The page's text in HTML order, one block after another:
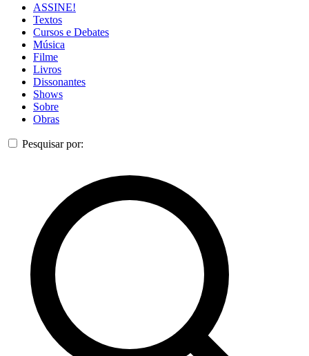
ASSINE!
Textos
Cursos e Debates
Música
Filme
Livros
Dissonantes
Shows
Sobre
Obras
Pesquisar por: